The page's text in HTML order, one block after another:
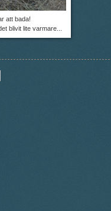
att bada!
blivit lite varmare...